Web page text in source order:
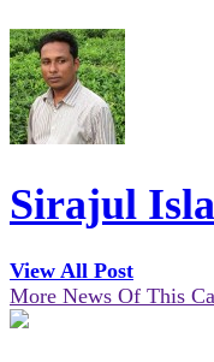
Sirajul
View All Post
More News Of This